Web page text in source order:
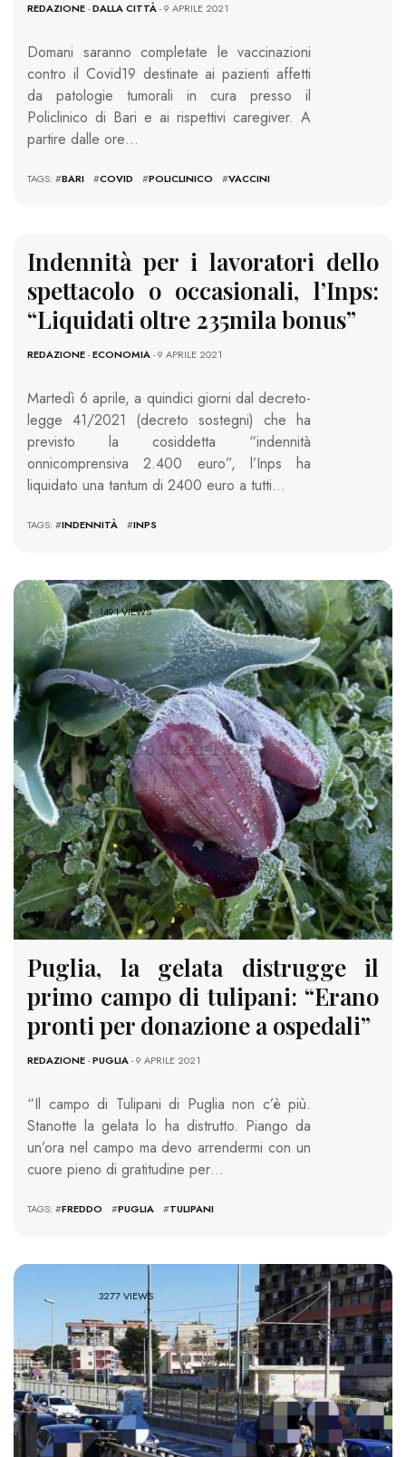
REDAZIONE-DALLA CITTÀ- 9 APRILE 2021
Domani saranno completate le vaccinazioni
contro il Covid19 destinate ai pazienti affetti
da patologie tumorali in cura presso il
Policlinico di Bari e ai rispettivi caregiver. A
partire dalle ore…
TAGS: #BARI #COVID #POLICLINICO #VACCINI
Indennità per i lavoratori dello
spettacolo o occasionali, l’Inps:
“Liquidati oltre 235mila bonus”
REDAZIONE-ECONOMIA- 9 APRILE 2021
Martedì 6 aprile, a quindici giorni dal decreto-
legge 41/2021 (decreto sostegni) che ha
previsto la cosiddetta “indennità
onnicomprensiva 2.400 euro”, l’Inps ha
liquidato una tantum di 2400 euro a tutti…
TAGS: #INDENNITÀ #INPS
1491 VIEWS
Puglia, la gelata distrugge il
primo campo di tulipani: “Erano
pronti per donazione a ospedali”
REDAZIONE-PUGLIA- 9 APRILE 2021
“Il campo di Tulipani di Puglia non c’è più.
Stanotte la gelata lo ha distrutto. Piango da
un’ora nel campo ma devo arrendermi con un
cuore pieno di gratitudine per…
TAGS: #FREDDO #PUGLIA #TULIPANI
3277 VIEWS